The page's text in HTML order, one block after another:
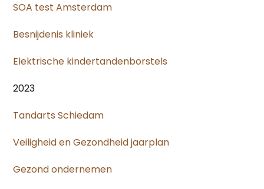
SOA test Amsterdam
Besnijdenis kliniek
Elektrische kindertandenborstels
2023
Tandarts Schiedam
Veiligheid en Gezondheid jaarplan
Gezond ondernemen